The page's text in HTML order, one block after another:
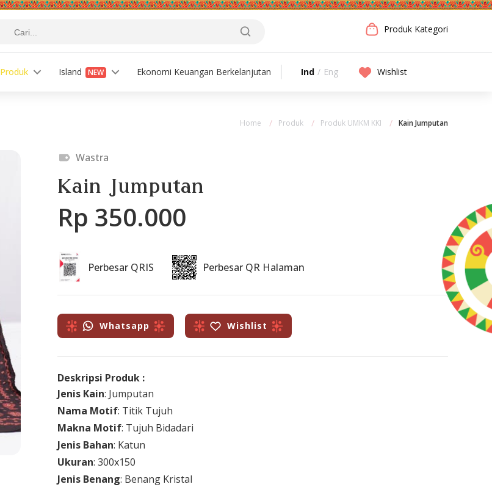
Produk Kategori
Produk Island NEW Ekonomi Keuangan Berkelanjutan Ind / Eng Wishlist
Home Produk Produk UMKM KKI Kain Jumputan
Wastra
Kain Jumputan
Rp 350.000
Perbesar QRIS Perbesar QR Halaman
Whatsapp Wishlist
Deskripsi Produk :
Jenis Kain: Jumputan
Nama Motif: Titik Tujuh
Makna Motif: Tujuh Bidadari
Jenis Bahan: Katun
Ukuran: 300x150
Jenis Benang: Benang Kristal